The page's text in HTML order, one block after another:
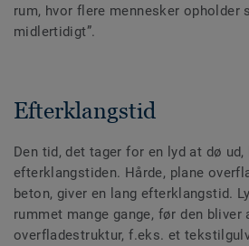
rum, hvor flere mennesker opholder
midlertidigt”.
Efterklangstid
Den tid, det tager for en lyd at dø
efterklangstiden. Hårde, plane
beton, giver en lang efterklangstid.
rummet mange gange, før den bliver
overfladestruktur, f.eks. et